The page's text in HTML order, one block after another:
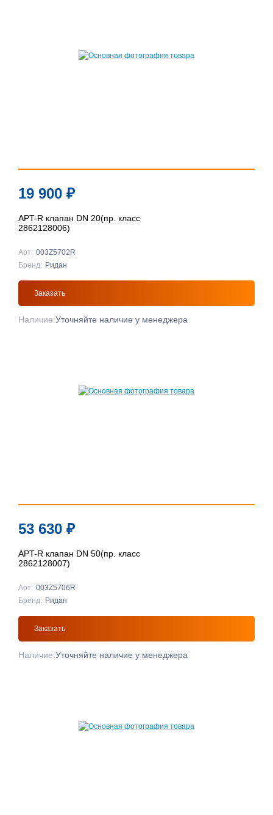
19 900 ₽
APT-R клапан DN 20(пр. класс
2862128006)
Арт: 003Z5702R
Бренд: Ридан
Заказать
Наличие:Уточняйте наличие у менеджера
53 630 ₽
APT-R клапан DN 50(пр. класс
2862128007)
Арт: 003Z5706R
Бренд: Ридан
Заказать
Наличие:Уточняйте наличие у менеджера